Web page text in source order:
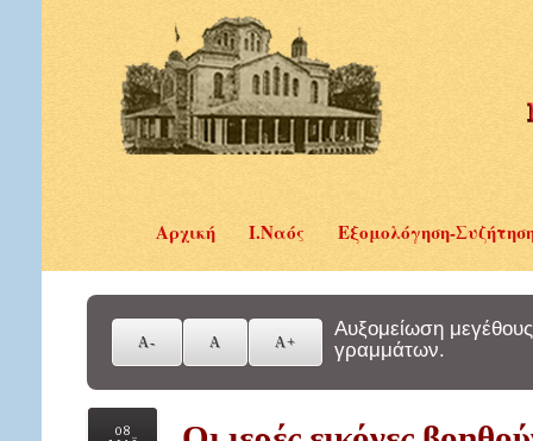
Αρχική Ι.Ναός Εξομολόγηση-
Αυξομείωση μεγέθους
γραμμάτων.
08